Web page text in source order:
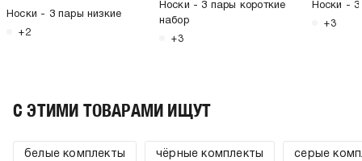
Носки - 3 пары низкие
+2
Носки - 3 пары короткие
набор
+3
Носки - 3
+3
C ЭТИМИ ТОВАРАМИ ИЩУТ
белые комплекты чёрные комплекты серые